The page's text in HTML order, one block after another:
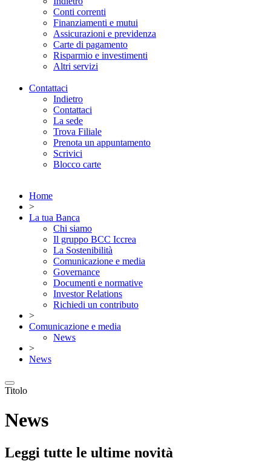
Conti correnti
Finanziamenti e mutui
Assicurazioni e previdenza
Carte di pagamento
Risparmio e investimenti
Altri servizi
Contattaci
Indietro
Contattaci
La sede
Trova Filiale
Prenota un appuntamento
Scrivici
Blocco carte
Home
>
La tua Banca
Chi siamo
Il gruppo BCC Iccrea
La Sostenibilità
Comunicazione e media
Governance
Documenti e normative
Investor Relations
Richiedi un contributo
>
Comunicazione e media
News
>
News
Titolo
News
Leggi tutte le ultime novità